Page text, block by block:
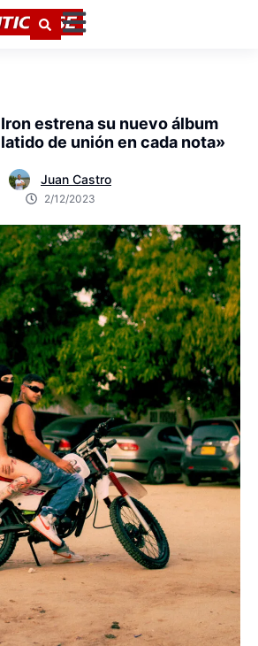
estrena su nuevo álbum
de unión en cada nota»
Juan Castro
2/12/2023